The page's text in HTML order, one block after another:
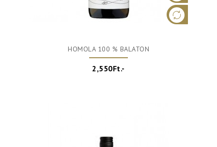
HOMOLA 100 % BALATON
2,550Ft.-